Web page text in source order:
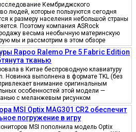
Кембриджского
людей, которые пользуются сегодня
к размеру населения небольшой страны
Поэтому компания ASRock
весьма необычную материнскую
мы и рассмотрим в этом обзоре
Rapoo Ralemo Pre 5 Fabric Edition
тканью
в Китае беспроводную клавиатуру
Новинка выполнена в формате TKL (без
внимание оригинальным
особенностей этой модели —
с меланжевым рисунком
MSI Optix MAG301 CR2 обеспечит
погружение в игру
MSI пополнила модель Optix